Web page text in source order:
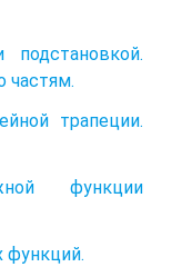
подстановкой.
частям.
трапеции.
функции
функций.